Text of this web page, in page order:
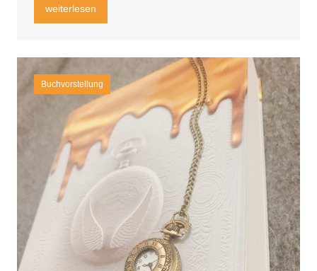
„Rezension Solange Schnee vom Himmel fällt“
weiterlesen
Buchvorstellung